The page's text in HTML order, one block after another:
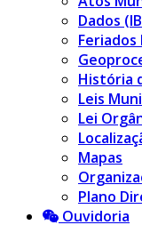
Dados
Feriados
História
Leis
Lei
Mapas
Plano
Ouvidoria